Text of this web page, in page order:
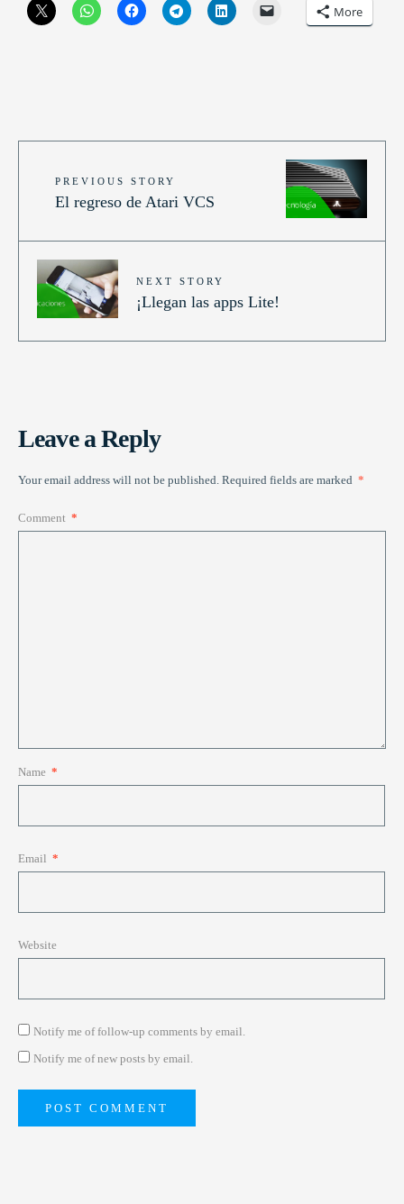
More
PREVIOUS STORY
El regreso de Atari VCS
NEXT STORY
¡Llegan las apps Lite!
Leave a Reply
Your email address will not be published. Required fields are marked *
Comment *
Name *
Email *
Website
Notify me of follow-up comments by email.
Notify me of new posts by email.